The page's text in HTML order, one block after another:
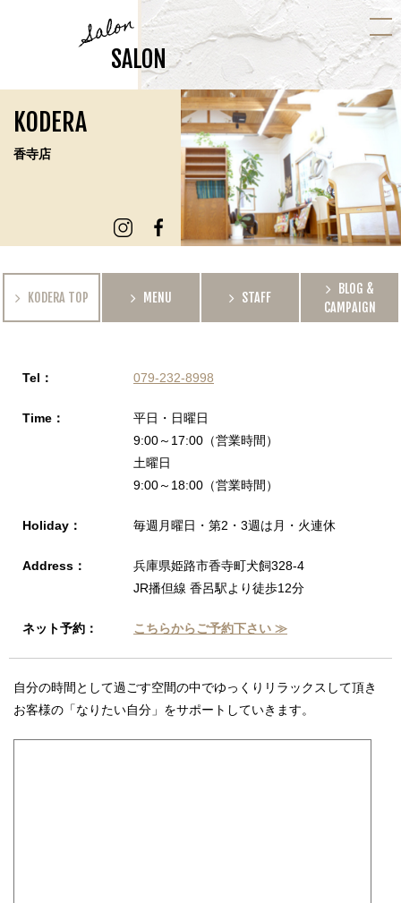
Salon
SALON
KODERA
香寺店
KODERA TOP MENU STAFF
BLOG &
CAMPAIGN
Tel： 079-232-8998
Time：
平日・日曜日
9:00～17:00（営業時間）
土曜日
9:00～18:00（営業時間）
Holiday： 毎週月曜日・第2・3週は月・火連休
Address：
兵庫県姫路市香寺町犬飼328-4
JR播但線 香呂駅より徒歩12分
ネット予約： こちらからご予約下さい ≫
自分の時間として過ごす空間の中でゆっくりリラックスして頂き
お客様の「なりたい自分」をサポートしていきます。